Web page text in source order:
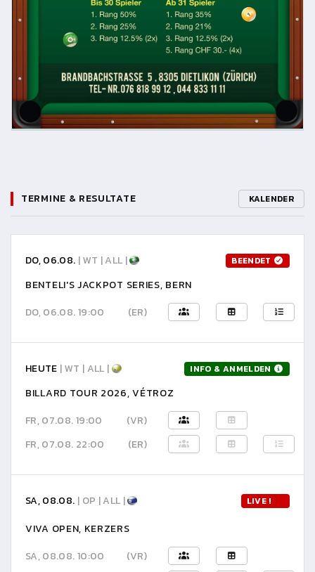
TERMINE & RESULTATE KALENDER
DO, 06.08. | WT | ALL | BEENDET
BENTELI'S JACKPOT SERIES, BERN
DO, 06.08. 19:00
(ER)
HEUTE | WT | ALL | INFO & ANMELDEN
BILLARD TOUR 2026, VÉTROZ
FR, 07.08. 19:00
(VR)
FR, 07.08. 22:00
(ER)
SA, 08.08. | OP | ALL | LIVE !
VIVA OPEN, KERZERS
SA, 08.08. 10:00
(VR)